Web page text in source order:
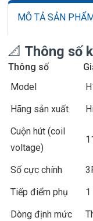
MÔ TẢ SẢN
📐 Thông số
Thông số
Model
Hãng sản xuất
Cuộn hút (coil
voltage)
Số cực chính
Tiếp điểm phụ
1
Dòng định mức